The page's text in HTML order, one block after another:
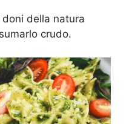
della natura
crudo.